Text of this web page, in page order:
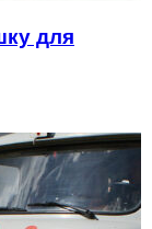
для